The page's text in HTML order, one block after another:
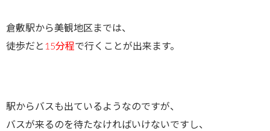
倉敷駅から美観地区までは、
徒歩だと 15分程で行くことが出来ます。
駅からバスも出ているようなのですが、
バスが来るのを待たなければいけないですし、